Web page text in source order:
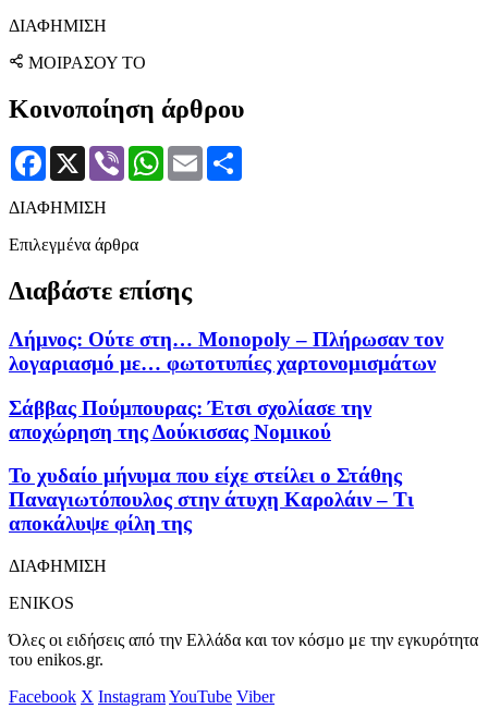
ΔΙΑΦΗΜΙΣΗ
ΜΟΙΡΑΣΟΥ ΤΟ
Κοινοποίηση άρθρου
Facebook
X Viber WhatsApp
Email
ΔΙΑΦΗΜΙΣΗ
Επιλεγμένα άρθρα
Διαβάστε επίσης
Λήμνος: Ούτε στη… Monopoly – Πλήρωσαν τον
λογαριασμό με… φωτοτυπίες χαρτονομισμάτων
Σάββας Πούμπουρας: Έτσι σχολίασε την
αποχώρηση της Δούκισσας Νομικού
Το χυδαίο μήνυμα που είχε στείλει ο Στάθης
Παναγιωτόπουλος στην άτυχη Καρολάιν – Τι
αποκάλυψε φίλη της
ΔΙΑΦΗΜΙΣΗ
ENIKOS
Όλες οι ειδήσεις από την Ελλάδα και τον κόσμο με την εγκυρότητα
του enikos.gr.
Facebook X InstagramYouTube Viber